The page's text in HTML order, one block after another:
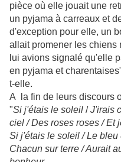
pièce où elle jouait une
un pyjama à carreaux et
d'exception pour elle, un
allait promener les chiens
lui avions signalé qu'elle
en pyjama et
t-elle.
A la fin de leurs discours
"Si j'étais le soleil /J'irais
ciel / Des roses roses / Et
Si j'étais le soleil / Le
Chacun sur terre / Aurait